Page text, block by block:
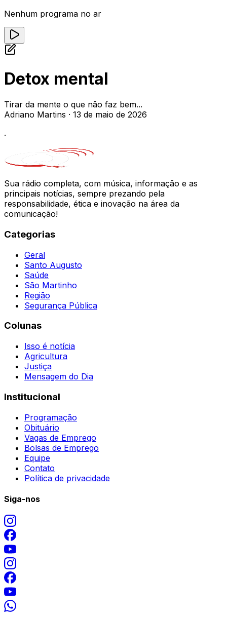
Nenhum programa no ar
Detox mental
Tirar da mente o que não faz bem...
Adriano Martins · 13 de maio de 2026
.
Sua rádio completa, com música, informação e as
principais notícias, sempre prezando pela
responsabilidade, ética e inovação na área da
comunicação!
Categorias
Geral
Santo Augusto
Saúde
São Martinho
Região
Segurança Pública
Colunas
Isso é notícia
Agricultura
Justiça
Mensagem do Dia
Institucional
Programação
Obituário
Vagas de Emprego
Bolsas de Emprego
Equipe
Contato
Política de privacidade
Siga-nos